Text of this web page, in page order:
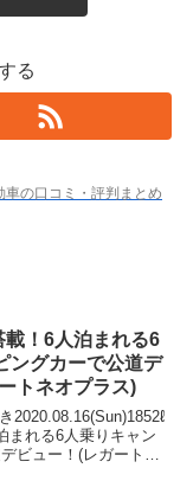
る
の口コミ・評判まとめ
載！6人泊まれる6
ングカーで公道デ
トネオプラス)
2020.08.16(Sun)1852ℓ
まれる6人乗りキャン
ビュー！(レガートネ